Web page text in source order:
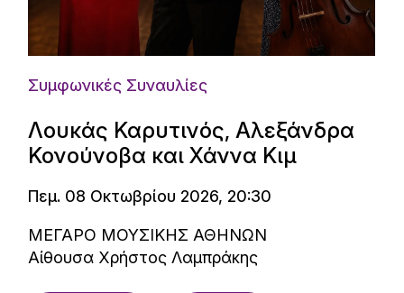
Συμφωνικές Συναυλίες
Λουκάς Καρυτινός, Αλεξάνδρα
Κονούνοβα και Χάννα Κιμ
Πεμ. 08 Οκτωβρίου 2026, 20:30
ΜΕΓΑΡΟ ΜΟΥΣΙΚΗΣ ΑΘΗΝΩΝ
Αίθουσα Χρήστος Λαμπράκης